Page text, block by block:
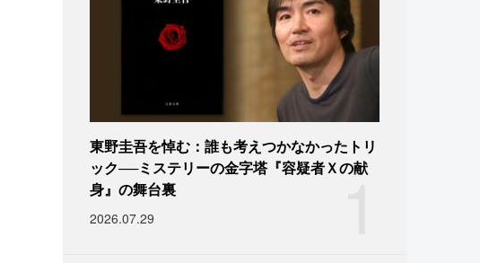
1
東野圭吾を悼む：誰も考えつかなかったトリ
ック──ミステリーの金字塔『容疑者Ｘの献
身』の舞台裏
2026.07.29